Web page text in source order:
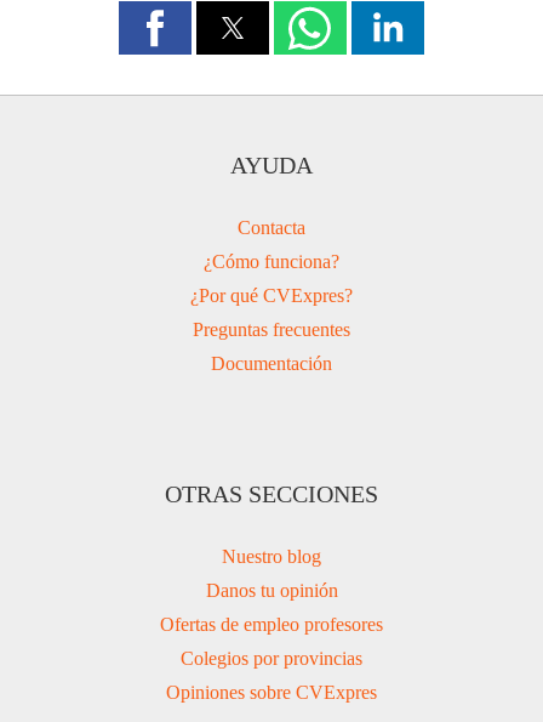
AYUDA
Contacta
¿Cómo funciona?
¿Por qué CVExpres?
Preguntas frecuentes
Documentación
OTRAS SECCIONES
Nuestro blog
Danos tu opinión
Ofertas de empleo profesores
Colegios por provincias
Opiniones sobre CVExpres